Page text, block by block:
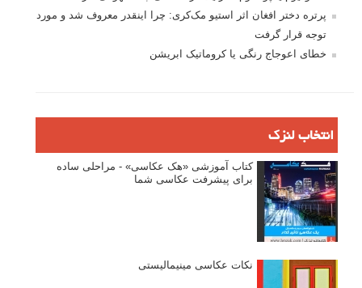
پرتره دختر افغان اثر استیو مک‌کری: چرا اینقدر معروف شد و مورد
توجه قرار گرفت
خطای اعوجاج رنگی یا کروماتیک ابریشن
انتخاب لنزک
کتاب آموزشی «هک عکاسی» - مراحلی ساده
برای پیشرفت عکاسی شما
نکات عکاسی مینیمالیستی